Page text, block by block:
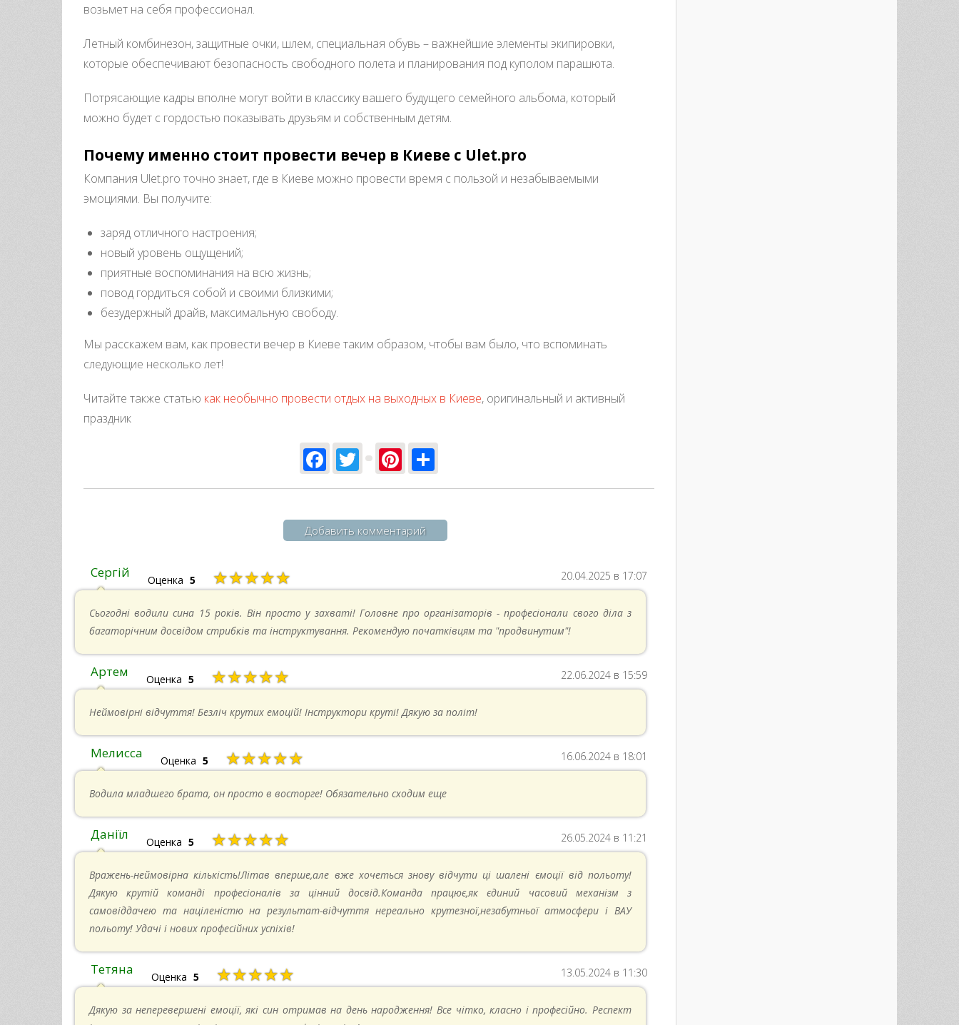
возьмет на себя профессионал.
Летный комбинезон, защитные очки, шлем, специальная обувь – важнейшие элементы экипировки,
которые обеспечивают безопасность свободного полета и планирования под куполом парашюта.
Потрясающие кадры вполне могут войти в классику вашего будущего семейного альбома, который
можно будет с гордостью показывать друзьям и собственным детям.
Почему именно стоит провести вечер в Киеве с Ulet.pro
Компания Ulet.pro точно знает, где в Киеве можно провести время с пользой и незабываемыми
эмоциями. Вы получите:
заряд отличного настроения;
новый уровень ощущений;
приятные воспоминания на всю жизнь;
повод гордиться собой и своими близкими;
безудержный драйв, максимальную свободу.
Мы расскажем вам, как провести вечер в Киеве таким образом, чтобы вам было, что вспоминать
следующие несколько лет!
Читайте также статью как необычно провести отдых на выходных в Киеве, оригинальный и активный
праздник
Facebook
TwitterPinterest
Добавить комментарий
Сергій Оценка 5 ★★★★★ 20.04.2025 в 17:07
Сьогодні водили сина 15 років. Він просто у захваті! Головне про організаторів - професіонали свого діла з
багаторічним досвідом стрибків та інструктування. Рекомендую початківцям та "продвинутим"!
Артем Оценка 5 ★★★★★ 22.06.2024 в 15:59
Неймовірні відчуття! Безліч крутих емоцій! Інструктори круті! Дякую за політ!
Мелисса Оценка 5 ★★★★★ 16.06.2024 в 18:01
Водила младшего брата, он просто в восторге! Обязательно сходим еще
Даніїл Оценка 5 ★★★★★ 26.05.2024 в 11:21
Вражень-неймовірна кількість!Літав вперше,але вже хочеться знову відчути ці шалені ємоції від польоту!
Дякую крутій команді професіоналів за цінний досвід.Команда працює,як єдиний часовий механізм з
самовіддачею та націленістю на результат-відчуття нереально крутезної,незабутньої атмосфери і ВАУ
польоту! Удачі і нових професійних успіхів!
Тетяна Оценка 5 ★★★★★ 13.05.2024 в 11:30
Дякую за неперевершені емоції, які син отримав на день народження! Все чітко, класно і професійно. Респект